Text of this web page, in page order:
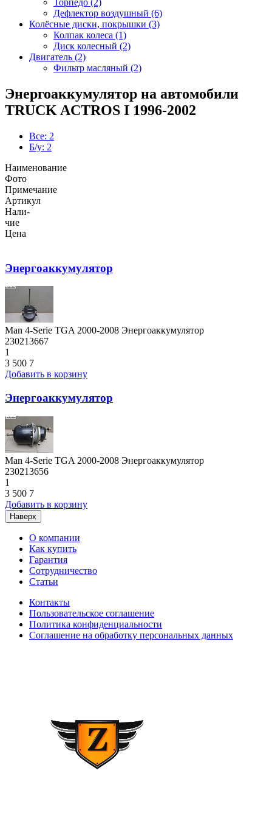
Торпедо (2)
Дефлектор воздушный (6)
Колёсные диски, покрышки (3)
Колпак колеса (1)
Диск колесный (2)
Двигатель (2)
Фильтр масляный (2)
Энергоаккумулятор на автомобили
TRUCK ACTROS I 1996-2002
Все: 2
Б/у: 2
Наименование
Фото
Примечание
Артикул
Нали-
чие
Цена
Энергоаккумулятор
Man 4-Serie TGA 2000-2008 Энергоаккумулятор
230213667
1
3 500 7
Добавить в корзину
Энергоаккумулятор
Man 4-Serie TGA 2000-2008 Энергоаккумулятор
230213656
1
3 500 7
Добавить в корзину
Наверх
О компании
Как купить
Гарантия
Сотрудничество
Статьи
Контакты
Пользовательское соглашение
Политика конфиденциальности
Соглашение на обработку персональных данных